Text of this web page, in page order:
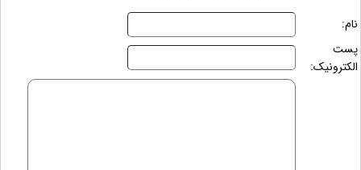
نام:
پست
الکترونیک: